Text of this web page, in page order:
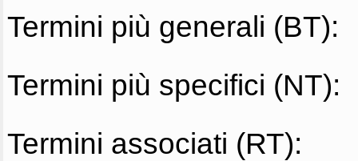
Termini più generali (BT):
Termini più specifici (NT):
Termini associati (RT):